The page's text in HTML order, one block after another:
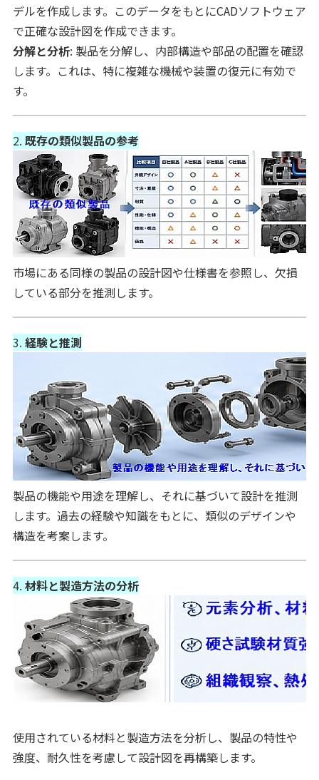
デルを作成します。このデータをもとにCADソフトウェア
で正確な設計図を作成できます。
分解と分析: 製品を分解し、内部構造や部品の配置を確認
します。これは、特に複雑な機械や装置の復元に有効で
す。
2. 既存の類似製品の参考
市場にある同様の製品の設計図や仕様書を参照し、欠損
している部分を推測します。
3. 経験と推測
製品の機能や用途を理解し、それに基づいて設計を推測
します。過去の経験や知識をもとに、類似のデザインや
構造を考案します。
4. 材料と製造方法の分析
使用されている材料と製造方法を分析し、製品の特性や
強度、耐久性を考慮して設計図を再構築します。